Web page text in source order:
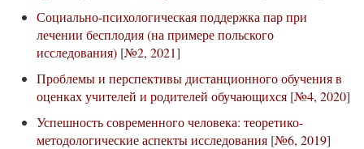
Социально-психологическая поддержка пар при
лечении бесплодия (на примере польского
исследования) [№2, 2021]
Проблемы и перспективы дистанционного обучения в
оценках учителей и родителей обучающихся [№4, 2020]
Успешность современного человека: теоретико-
методологические аспекты исследования [№6, 2019]